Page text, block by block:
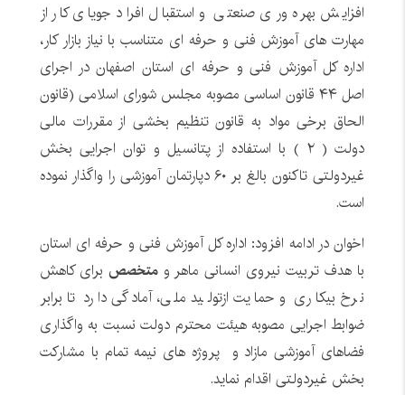
افزایش بهره وری صنعتی و استقبال افراد جویای کار از
مهارت های آموزش فنی و حرفه ای متناسب با نیاز بازار کار،
اداره کل آموزش فنی و حرفه ای استان اصفهان در اجرای
اصل ۴۴ قانون اساسی مصوبه مجلس شورای اسلامی (قانون
الحاق برخی مواد به قانون تنظیم بخشی از مقررات مالی
دولت ( ۲ ) با استفاده از پتانسیل و توان اجرایی بخش
غیردولتی تاکنون بالغ بر ۶۰ دپارتمان آموزشی را واگذار نموده
است.
اخوان در ادامه افزود: اداره کل آموزش فنی و حرفه ای استان
با هدف تربیت نیروی انسانی ماهر ومتخصص برای کاهش
نرخ بیکاری و حمایت ازتولید ملی، آمادگی دارد تا برابر
ضوابط اجرایی مصوبه هیئت محترم دولت نسبت به واگذاری
فضاهای آموزشی مازاد و پروژه های نیمه تمام با مشارکت
بخش غیردولتی اقدام نماید.